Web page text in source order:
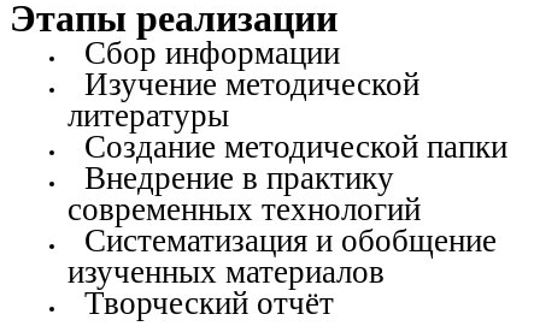
Этапы реализации
Сбор информации
Изучение методической
литературы
Создание методической папки
Внедрение в практику
современных технологий
Систематизация и обобщение
изученных материалов
Творческий отчёт